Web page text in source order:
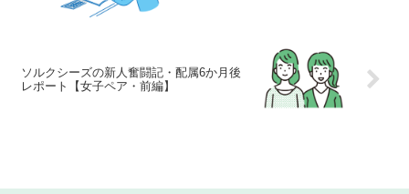
ソルクシーズの新人奮闘記・配属6か月後
レポート【女子ペア・前編】